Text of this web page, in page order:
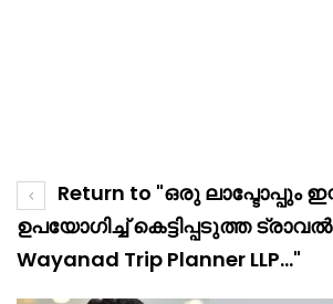
Return to "ഒരു ലാപ്ടോപ്പും
ഉപയോഗിച്ച് കെട്ടിപ്പടുത്ത
Wayanad Trip Planner LLP…"